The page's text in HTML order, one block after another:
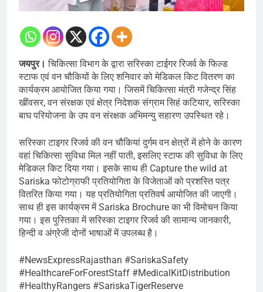
जयपुर।चिकित्सा विभाग के द्वारा सरिस्का टाईगर रिजर्व के फिल्ड
स्टाफ एवं वन चौकियों के लिए शनिवार को मेडिकल किट वितरण का
कार्यक्रम आयोजित किया गया। जिसमें चिकित्सा मंत्री गजेन्द्र सिंह
खींवसर, वन संरक्षक एवं क्षेत्र निदेशक संग्राम सिहं कटियार, सरिस्का
बाघ परियोजना के उप वन संरक्षक अभिमन्यु सहारण उपस्थित रहे।
सरिस्का टाइगर रिजर्व की वन चौकियां दुर्गम वन क्षेत्रों में होने के कारण
वहां चिकित्सा सुविधा मिल नहीं पाती, इसलिए स्टाफ की सुविधा के लिए
मेडिकल किट दिया गया। इसके साथ ही Capture the wild at
Sariska फोटोग्राफी प्रतियोगिता के विजेताओं को प्रशस्ति पत्र
वितरित किया गया। यह प्रतियोगिता प्रतिवर्ष आयोजित की जाएगी।
साथ ही इस कार्यक्रम में Sariska Brochure का भी विमोचन किया
गया। इस पुस्तिका में सरिस्का टाइगर रिजर्व की सामान्य जानकारी,
हिन्दी व अंग्रेजी दोनों भाषाओं में उपलब्ध है।
#NewsExpressRajasthan #SariskaSafety
#HealthcareForForestStaff #MedicalKitDistribution
#HealthyRangers #SariskaTigerReserve